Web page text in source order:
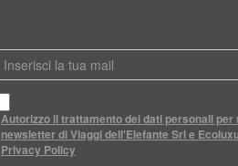
Autorizzo il trattamento dei dati personali per
newsletter di Viaggi dell'Elefante Srl e
Privacy Policy